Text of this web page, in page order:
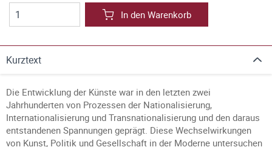
In den Warenkorb
Kurztext
Die Entwicklung der Künste war in den letzten zwei
Jahrhunderten von Prozessen der Nationalisierung,
Internationalisierung und Transnationalisierung und den daraus
entstandenen Spannungen geprägt. Diese Wechselwirkungen
von Kunst, Politik und Gesellschaft in der Moderne untersuchen